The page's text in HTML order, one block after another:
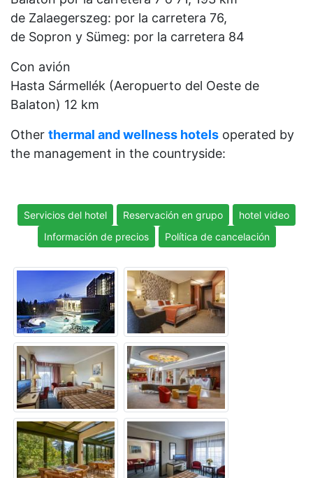
de Zalaegerszeg: por la carretera 76,
de Sopron y Sümeg: por la carretera 84
Con avión
Hasta Sármellék (Aeropuerto del Oeste de
Balaton) 12 km
Other thermal and wellness hotels operated by
the management in the countryside:
Servicios del hotel Reservación en grupo
hotel video
Información de precios
Política de cancelación